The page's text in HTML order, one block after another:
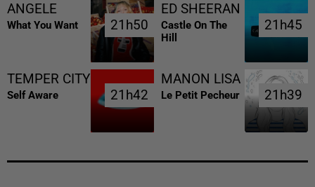
ANGELE
What You Want 21h50
21h50
ED SHEERAN
Castle On The
Hill
21h45
21h45
TEMPER CITY
Self Aware 21h42
21h42
MANON LISA
Le Petit Pecheur 21h39
21h39